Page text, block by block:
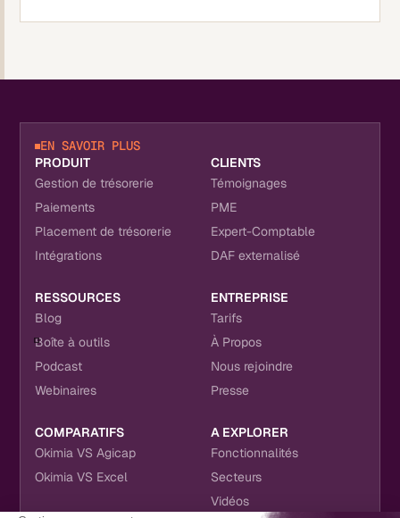
EN SAVOIR PLUS
PRODUIT
Gestion de trésorerie
Paiements
Placement de trésorerie
Intégrations
CLIENTS
Témoignages
PME
Expert-Comptable
DAF externalisé
RESSOURCES
Blog
Boîte à outils
Podcast
Webinaires
ENTREPRISE
Tarifs
À Propos
Nous rejoindre
Presse
COMPARATIFS
Okimia VS Agicap
Okimia VS Excel
A EXPLORER
Fonctionnalités
Secteurs
Vidéos